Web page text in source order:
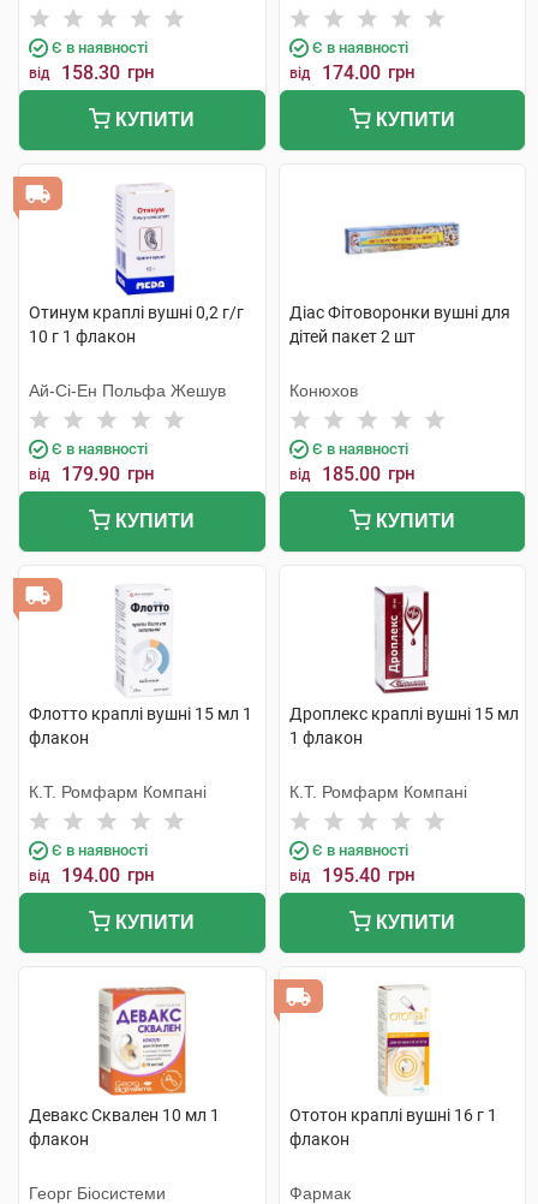
Є в наявності
від 158.30 грн
КУПИТИ
Є в наявності
від 174.00 грн
КУПИТИ
Отинум краплі вушні 0,2 г/г
10 г 1 флакон
Ай-Сі-Ен Польфа Жешув
Є в наявності
від 179.90 грн
КУПИТИ
Діас Фітоворонки вушні для
дітей пакет 2 шт
Конюхов
Є в наявності
від 185.00 грн
КУПИТИ
Флотто краплі вушні 15 мл 1
флакон
К.Т. Ромфарм Компані
Є в наявності
від 194.00 грн
КУПИТИ
Дроплекс краплі вушні 15 мл
1 флакон
К.Т. Ромфарм Компані
Є в наявності
від 195.40 грн
КУПИТИ
Девакс Сквален 10 мл 1
флакон
Георг Біосистеми
Ототон краплі вушні 16 г 1
флакон
Фармак